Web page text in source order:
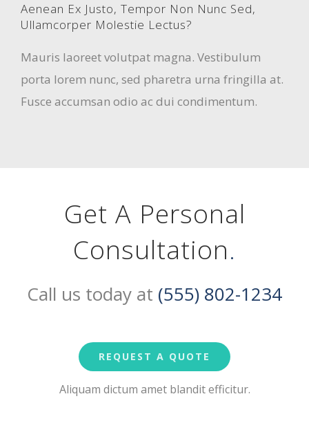
Aenean Ex Justo, Tempor Non Nunc Sed,
Ullamcorper Molestie Lectus?
Mauris laoreet volutpat magna. Vestibulum
porta lorem nunc, sed pharetra urna fringilla at.
Fusce accumsan odio ac dui condimentum.
Get A Personal
Consultation.
Call us today at (555) 802-1234
REQUEST A QUOTE
Aliquam dictum amet blandit efficitur.